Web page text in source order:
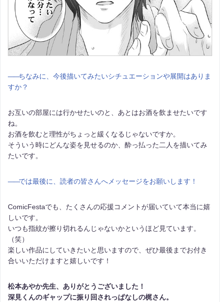
――ちなみに、今後描いてみたいシチュエーションや展開はありま
すか？
お互いの部屋には行かせたいのと、あとはお酒を飲ませたいです
ね。
お酒を飲むと理性がちょっと緩くなるじゃないですか。
そういう時にどんな姿を見せるのか、酔っ払った二人を描いてみ
たいです。
――では最後に、読者の皆さんへメッセージをお願いします！
ComicFestaでも、たくさんの応援コメントが届いていて本当に嬉
しいです。
いつも指紋が擦り切れるんじゃないかというほど見ています。
（笑）
楽しい作品にしていきたいと思いますので、ぜひ最後までお付き
合いいただけますと嬉しいです！
松本あやか先生、ありがとうございました！
深見くんのギャップに振り回されっぱなしの梶さん。